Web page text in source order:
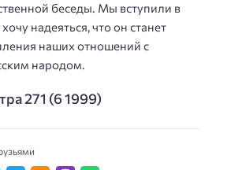
беседы. Мы вступили в
надеяться, что он станет
наших отношений с
народом.
271 (6 1999)